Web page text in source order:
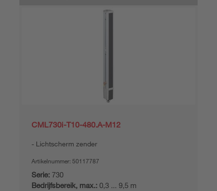
CML730i-T10-480.A-M12
Lichtscherm zender
Artikelnummer: 50117787
Serie: 730
Bedrijfsbereik, max.: 0,3 ... 9,5 m